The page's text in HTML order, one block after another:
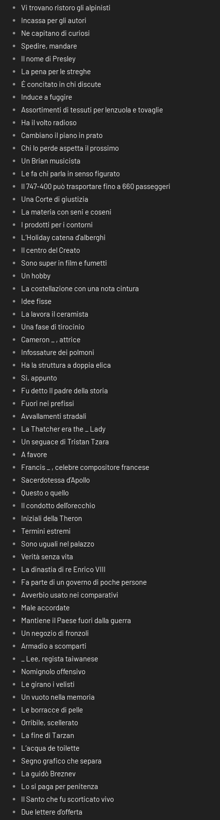
Vi trovano ristoro gli alpinisti
Incassa per gli autori
Ne capitano di curiosi
Spedire, mandare
Il nome di Presley
La pena per le streghe
É concitato in chi discute
Induce a fuggire
Assortimenti di tessuti per lenzuola e tovaglie
Ha il volto radioso
Cambiano il piano in prato
Chi lo perde aspetta il prossimo
Un Brian musicista
Le fa chi parla in senso figurato
Il 747-400 può trasportare fino a 660 passeggeri
Una Corte di giustizia
La materia con seni e coseni
I prodotti per i contorni
L’Holiday catena d’alberghi
Il centro del Creato
Sono super in film e fumetti
Un hobby
La costellazione con una nota cintura
Idee fisse
La lavora il ceramista
Una fase di tirocinio
Cameron _ , attrice
Infossature dei polmoni
Ha la struttura a doppia elica
Si, appunto
Fu detto Il padre della storia
Fuori nei prefissi
Avvallamenti stradali
La Thatcher era the _ Lady
Un seguace di Tristan Tzara
A favore
Francis _ , celebre compositore francese
Sacerdotessa d’Apollo
Questo o quello
Il condotto dell’orecchio
Iniziali della Theron
Termini estremi
Sono uguali nel palazzo
Verità senza vita
La dinastia di re Enrico VIII
Fa parte di un governo di poche persone
Avverbio usato nei comparativi
Male accordate
Mantiene il Paese fuori dalla guerra
Un negozio di fronzoli
Armadio a scomparti
_ Lee, regista taiwanese
Nomignolo offensivo
Le girano i velisti
Un vuoto nella memoria
Le borracce di pelle
Orribile, scellerato
La fine di Tarzan
L’acqua de toilette
Segno grafico che separa
La guidò Breznev
Lo si paga per penitenza
Il Santo che fu scorticato vivo
Due lettere d’offerta